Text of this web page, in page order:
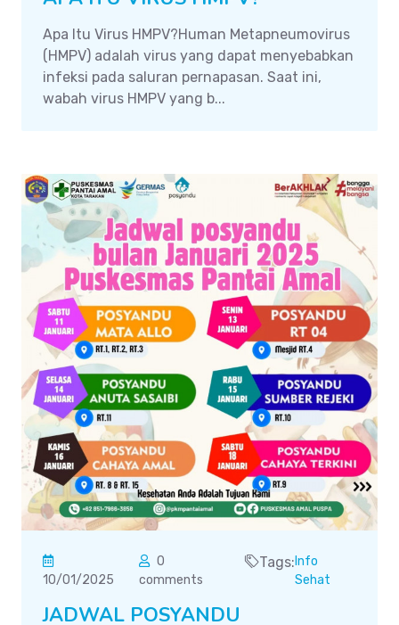
Apa Itu Virus HMPV?Human Metapneumovirus
(HMPV) adalah virus yang dapat menyebabkan
infeksi pada saluran pernapasan. Saat ini,
wabah virus HMPV yang b...
10/01/2025
0
comments
Tags:Info
Sehat
JADWAL POSYANDU